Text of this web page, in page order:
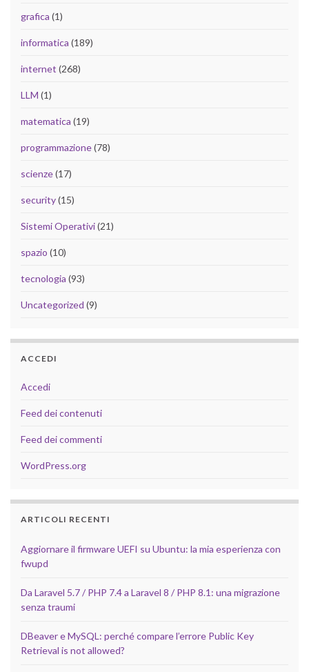
grafica (1)
informatica (189)
internet (268)
LLM (1)
matematica (19)
programmazione(78)
scienze(17)
security(15)
Sistemi Operativi(21)
spazio (10)
tecnologia (93)
Uncategorized (9)
ACCEDI
Accedi
Feed dei contenuti
Feed dei commenti
WordPress.org
ARTICOLI RECENTI
Aggiornare il firmware UEFI su Ubuntu: la mia esperienza con
fwupd
Da Laravel 5.7 / PHP 7.4 a Laravel 8 / PHP 8.1: una migrazione
senza traumi
DBeaver e MySQL: perché compare l’errore Public Key
Retrieval is not allowed?